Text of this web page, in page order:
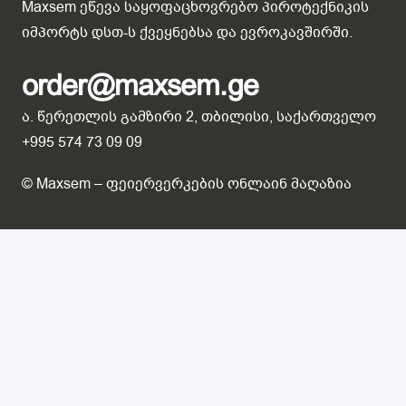
Maxsem ეწევა საყოფაცხოვრებო პიროტექნიკის
იმპორტს დსთ-ს ქვეყნებსა და ევროკავშირში.
order@maxsem.ge
ა. წერეთლის გამზირი 2, თბილისი, საქართველო
+995 574 73 09 09
© Maxsem – ფეიერვერკების ონლაინ მაღაზია